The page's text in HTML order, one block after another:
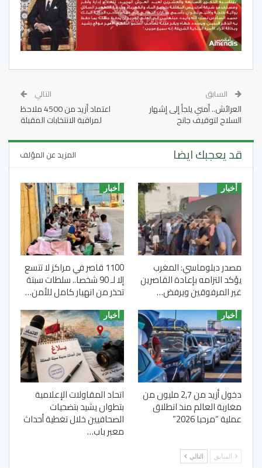
السابق
العرائش.. أمني يلجأ إلى إشهار
السلاح لتوقيف جانح
التالي
اعتماد أزيد من 4500 ملاحظ
لمراقبة الانتخابات المقبلة
قد يعجبك ايضا المزيد عن المؤلف
أخبار
مصدر دبلوماسي: المغرب
يؤكد التزامه بإعادة القاصرين
غير المرفوقين ويرفض…
أخبار
1100 قاصر في مراكز لا تتسع
إلا لـ 90 شخصا.. سلطات سبتة
تحذر من انهيار كامل للأمن…
أخبار
دخول أزيد من 2,7 مليون من
مغاربة العالم منذ انطلاق
عملية “مرحبا 2026”
أخبار
اتحاد المقاولات الإعلامية
بتطوان يشيد بتضحيات
الصحافيين خلال تغطية أحداث
معبر باب…
السابق التالي